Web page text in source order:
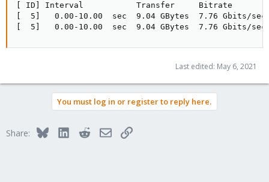
[ ID] Interval           Transfer     Bitrate
[  5]   0.00-10.00  sec  9.04 GBytes  7.76 Gbits/
[  5]   0.00-10.00  sec  9.04 GBytes  7.76
Last edited: May 6, 2021
You must log in or register to reply here.
Share: BlueskyLinkedInRedditEmailLink